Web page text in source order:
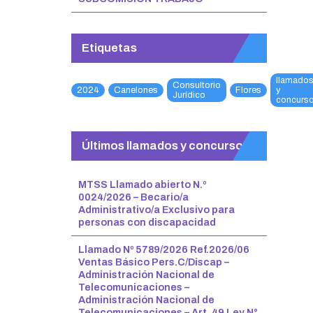
Etiquetas
2024 Canelones
Consultorio
Jurídico
Flores
llamados
y
Últimos llamados y concursos
MTSS Llamado abierto N.º
0024/2026 – Becario/a
Administrativo/a Exclusivo para
personas con discapacidad
Llamado Nº 5789/2026 Ref.2026/06
Ventas Básico Pers.C/Discap –
Administración Nacional de
Telecomunicaciones –
Administración Nacional de